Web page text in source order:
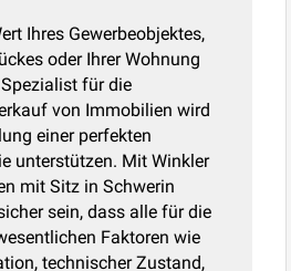
Ihres Gewerbeobjektes,
oder Ihrer Wohnung
für die
von Immobilien wird
einer perfekten
unterstützen. Mit Winkler
mit Sitz in Schwerin
sein, dass alle für die
Faktoren wie
technischer Zustand,